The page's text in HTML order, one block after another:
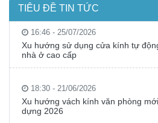
TIÊU ĐỀ TIN TỨC
16:46 - 25/07/2026
Xu hướng sử dụng cửa kính tự
nhà ở cao cấp
18:30 - 21/06/2026
Xu hướng vách kính văn phòng
dựng 2026